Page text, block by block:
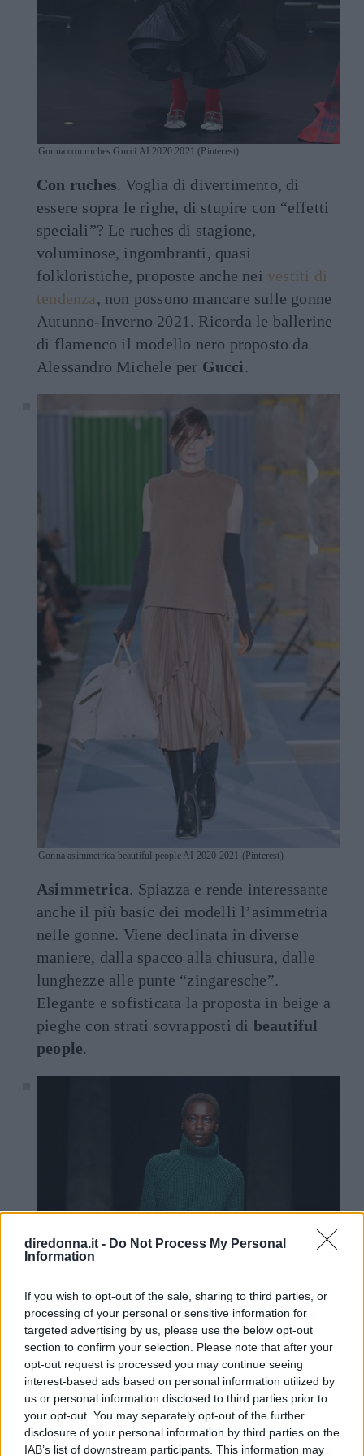
diredonna.it - Do Not Process My Personal
Information
If you wish to opt-out of the sale, sharing to third parties, or
processing of your personal or sensitive information for
targeted advertising by us, please use the below opt-out
section to confirm your selection. Please note that after your
opt-out request is processed you may continue seeing
interest-based ads based on personal information utilized by
us or personal information disclosed to third parties prior to
your opt-out. You may separately opt-out of the further
disclosure of your personal information by third parties on the
IAB’s list of downstream participants. This information may
Gonna con ruches Gucci AI 2020 2021 (Pinterest)
Con ruches. Voglia di divertimento, di
essere sopra le righe, di stupire con “effetti
speciali”? Le ruches di stagione,
voluminose, ingombranti, quasi
folkloristiche, proposte anche nei vestiti di
tendenza, non possono mancare sulle gonne
Autunno-Inverno 2021. Ricorda le ballerine
di flamenco il modello nero proposto da
Alessandro Michele per Gucci.
Gonna asimmetrica beautiful people AI 2020 2021 (Pinterest)
Asimmetrica. Spiazza e rende interessante
anche il più basic dei modelli l’asimmetria
nelle gonne. Viene declinata in diverse
maniere, dalla spacco alla chiusura, dalle
lunghezze alle punte “zingaresche”.
Elegante e sofisticata la proposta in beige a
pieghe con strati sovrapposti di beautiful
people.